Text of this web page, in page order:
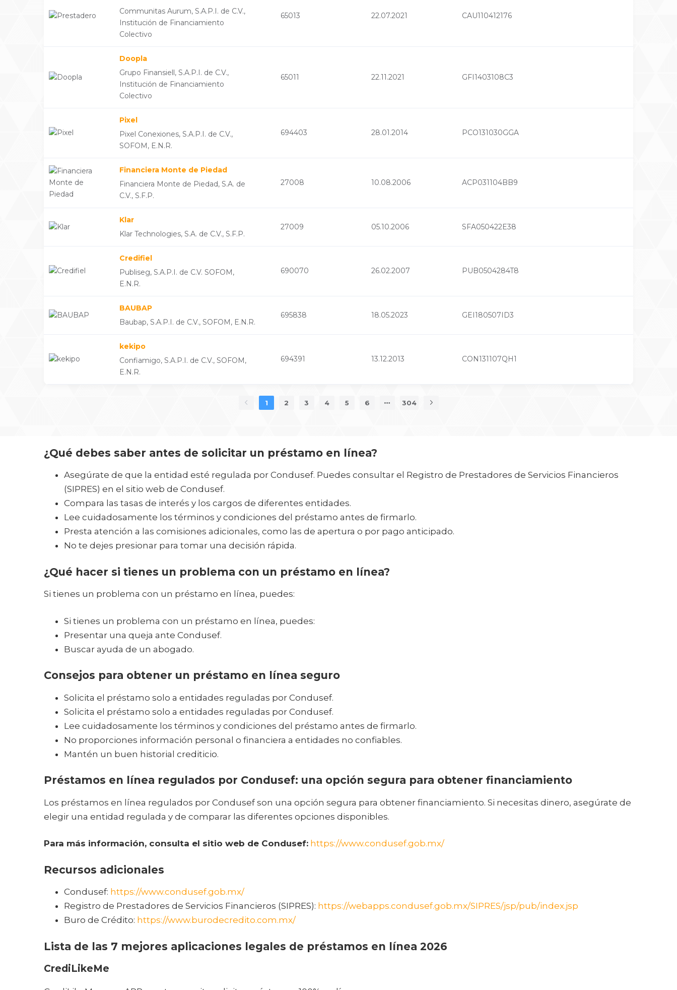
Communitas Aurum, S.A.P.I. de C.V.,
Institución de Financiamiento
Colectivo
65013 22.07.2021 CAU110412176
Doopla
Grupo Finansiell, S.A.P.I. de C.V.,
Institución de Financiamiento
Colectivo
65011 22.11.2021 GFI1403108C3
Pixel
Pixel Conexiones, S.A.P.I. de C.V.,
SOFOM, E.N.R.
694403 28.01.2014 PCO131030GGA
Financiera Monte de Piedad
Financiera Monte de Piedad, S.A. de
C.V., S.F.P.
27008 10.08.2006 ACP031104BB9
Klar
Klar Technologies, S.A. de C.V., S.F.P.
27009 05.10.2006 SFA050422E38
Credifiel
Publiseg, S.A.P.I. de C.V. SOFOM,
E.N.R.
690070 26.02.2007 PUB0504284T8
BAUBAP
Baubap, S.A.P.I. de C.V., SOFOM, E.N.R.
695838 18.05.2023 GEI180507ID3
kekipo
Confiamigo, S.A.P.I. de C.V., SOFOM,
E.N.R.
694391 13.12.2013 CON131107QH1
1 2 3 4 5 6 304
¿Qué debes saber antes de solicitar un préstamo en línea?
Asegúrate de que la entidad esté regulada por Condusef. Puedes consultar el Registro de Prestadores de Servicios Financieros
(SIPRES) en el sitio web de Condusef.
Compara las tasas de interés y los cargos de diferentes entidades.
Lee cuidadosamente los términos y condiciones del préstamo antes de firmarlo.
Presta atención a las comisiones adicionales, como las de apertura o por pago anticipado.
No te dejes presionar para tomar una decisión rápida.
¿Qué hacer si tienes un problema con un préstamo en línea?
Si tienes un problema con un préstamo en línea, puedes:
Si tienes un problema con un préstamo en línea, puedes:
Presentar una queja ante Condusef.
Buscar ayuda de un abogado.
Consejos para obtener un préstamo en línea seguro
Solicita el préstamo solo a entidades reguladas por Condusef.
Solicita el préstamo solo a entidades reguladas por Condusef.
Lee cuidadosamente los términos y condiciones del préstamo antes de firmarlo.
No proporciones información personal o financiera a entidades no confiables.
Mantén un buen historial crediticio.
Préstamos en línea regulados por Condusef: una opción segura para obtener financiamiento
Los préstamos en línea regulados por Condusef son una opción segura para obtener financiamiento. Si necesitas dinero, asegúrate de
elegir una entidad regulada y de comparar las diferentes opciones disponibles.
Para más información, consulta el sitio web de Condusef: https://www.condusef.gob.mx/
Recursos adicionales
Condusef: https://www.condusef.gob.mx/
Registro de Prestadores de Servicios Financieros (SIPRES): https://webapps.condusef.gob.mx/SIPRES/jsp/pub/index.jsp
Buro de Crédito: https://www.burodecredito.com.mx/
Lista de las 7 mejores aplicaciones legales de préstamos en línea 2026
CrediLikeMe